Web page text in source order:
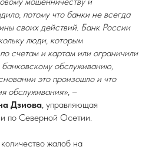
потому что банки не всегда
своих действий. Банк России
люди, которым
счетам и картам или ограничили
обслуживанию,
это произошло и что
обслуживания», –
Дзиова, управляющая
по Северной Осетии.
жалоб на